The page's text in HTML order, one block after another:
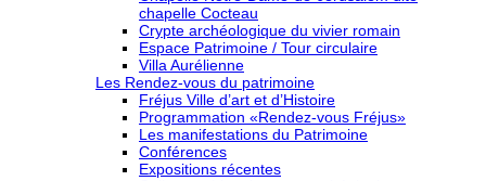
chapelle Cocteau
Crypte archéologique du vivier romain
Espace Patrimoine / Tour circulaire
Villa Aurélienne
Les Rendez-vous du patrimoine
Fréjus Ville d’art et d’Histoire
Programmation «Rendez-vous Fréjus»
Les manifestations du Patrimoine
Conférences
Expositions récentes